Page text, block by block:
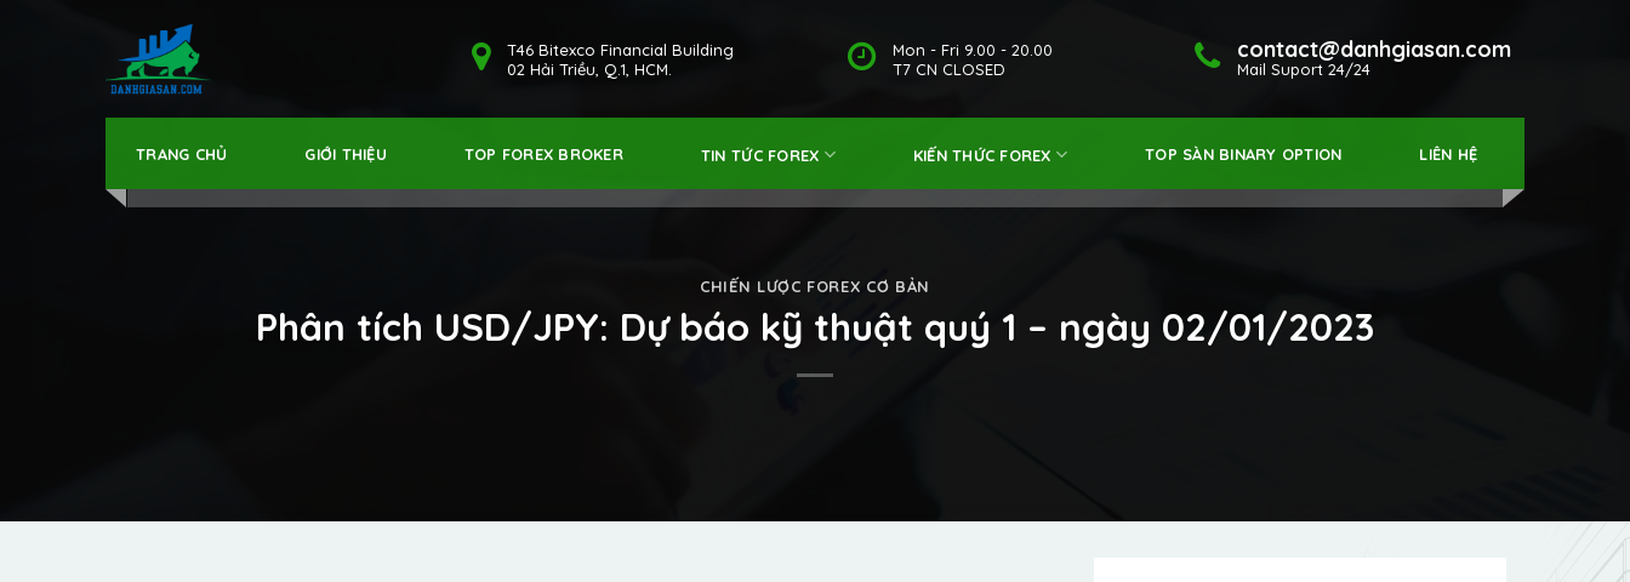
contact@danhgiasan.com
Mail Suport 24/24
Mon - Fri 9.00 - 20.00
T7 CN CLOSED
T46 Bitexco Financial Building
02 Hải Triều, Q.1, HCM.
TRANG CHỦ GIỚI THIỆU TOP FOREX BROKER TIN TỨC FOREX KIẾN THỨC FOREX TOP SÀN BINARY OPTION LIÊN HỆ
CHIẾN LƯỢC FOREX CƠ BẢN
Phân tích USD/JPY: Dự báo kỹ thuật quý 1 – ngày 02/01/2023